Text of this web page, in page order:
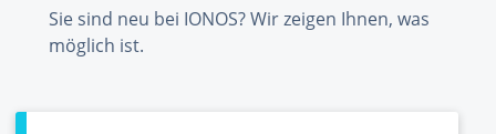
Sie sind neu bei IONOS? Wir zeigen Ihnen, was
möglich ist.